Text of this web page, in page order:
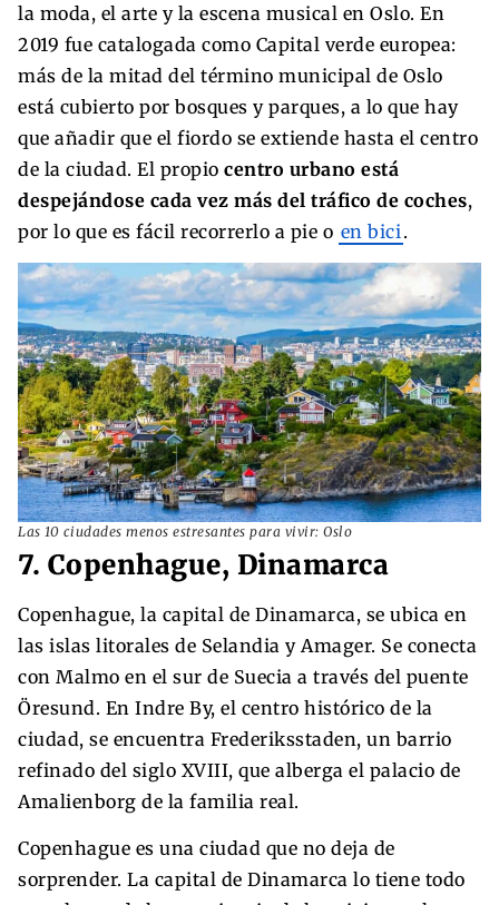
la moda, el arte y la escena musical en Oslo. En
2019 fue catalogada como Capital verde europea:
más de la mitad del término municipal de Oslo
está cubierto por bosques y parques, a lo que hay
que añadir que el fiordo se extiende hasta el centro
de la ciudad. El propio centro urbano está
despejándose cada vez más del tráfico de coches,
por lo que es fácil recorrerlo a pie o en bici .
Las 10 ciudades menos estresantes para vivir: Oslo
7. Copenhague, Dinamarca
Copenhague, la capital de Dinamarca, se ubica en
las islas litorales de Selandia y Amager. Se conecta
con Malmo en el sur de Suecia a través del puente
Öresund. En Indre By, el centro histórico de la
ciudad, se encuentra Frederiksstaden, un barrio
refinado del siglo XVIII, que alberga el palacio de
Amalienborg de la familia real.
Copenhague es una ciudad que no deja de
sorprender. La capital de Dinamarca lo tiene todo